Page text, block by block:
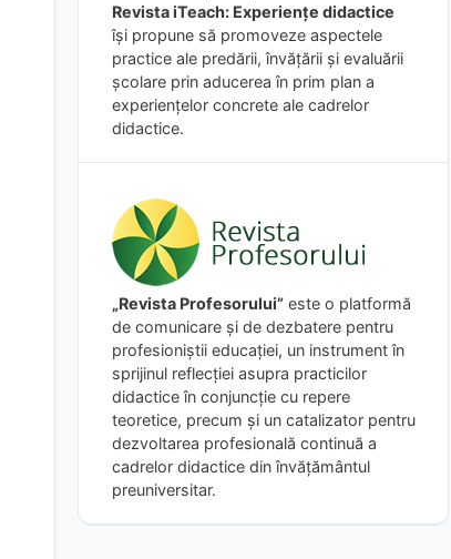
Revista iTeach: Experienţe didactice
îşi propune să promoveze aspectele
practice ale predării, învăţării şi evaluării
şcolare prin aducerea în prim plan a
experienţelor concrete ale cadrelor
didactice.
„Revista Profesorului” este o platformă
de comunicare și de dezbatere pentru
profesioniștii educației, un instrument în
sprijinul reflecției asupra practicilor
didactice în conjuncție cu repere
teoretice, precum și un catalizator pentru
dezvoltarea profesională continuă a
cadrelor didactice din învățământul
preuniversitar.